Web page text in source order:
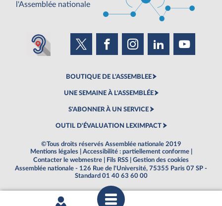
l'Assemblée nationale
BOUTIQUE DE L'ASSEMBLEE
UNE SEMAINE À L'ASSEMBLÉE
S'ABONNER À UN SERVICE
OUTIL D'ÉVALUATION LEXIMPACT
©Tous droits réservés Assemblée nationale 2019
Mentions légales
Accessibilité : partiellement conforme
Contacter le webmestre
Fils RSS
Gestion des cookies
Assemblée nationale - 126 Rue de l'Université, 75355 Paris 07 SP -
Standard 01 40 63 60 00